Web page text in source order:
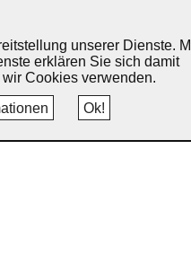
unserer Dienste.
erklären Sie sich damit
Cookies verwenden.
Ok!